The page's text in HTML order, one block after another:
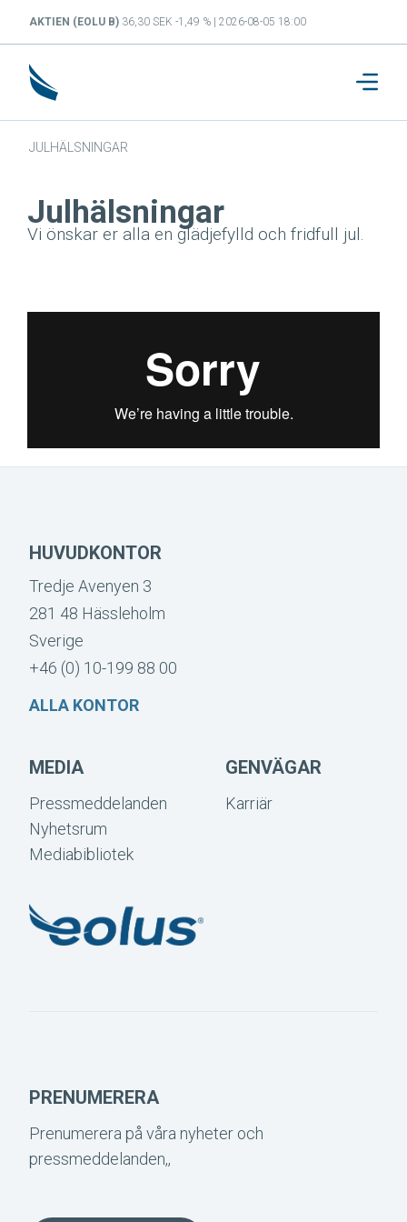
AKTIEN (EOLU B) 36,30 SEK -1,49 % | 2026-08-05 18:00
JULHÄLSNINGAR
Julhälsningar
Vi önskar er alla en glädjefylld och fridfull jul.
HUVUDKONTOR
Tredje Avenyen 3
281 48 Hässleholm
Sverige
+46 (0) 10-199 88 00
ALLA KONTOR
MEDIA
Pressmeddelanden
Nyhetsrum
Mediabibliotek
GENVÄGAR
Karriär
PRENUMERERA
Prenumerera på våra nyheter och
pressmeddelanden,,